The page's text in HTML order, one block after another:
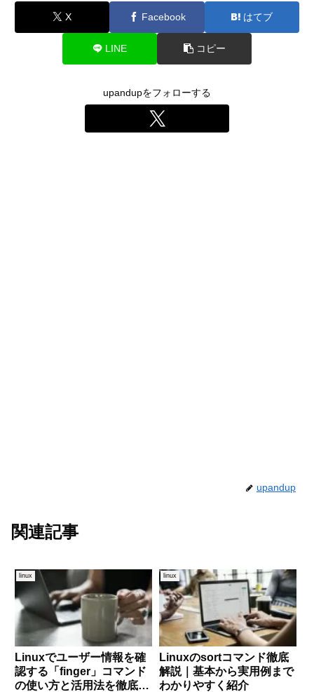
X Facebook はてブ
LINE コピー
upandupをフォローする
upandup
関連記事
linux
Linuxでユーザー情報を確
認する「finger」コマンド
の使い方と活用法を徹底解
linux
Linuxのsortコマンド徹底
解説｜基本から実用例まで
わかりやすく紹介